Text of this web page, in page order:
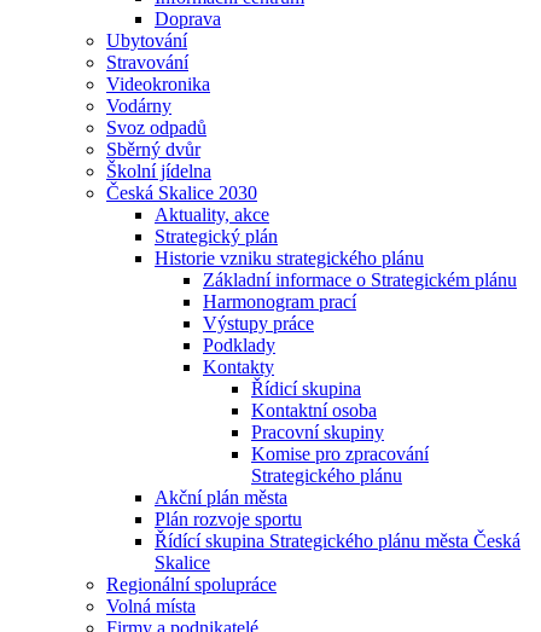
Doprava
Ubytování
Stravování
Videokronika
Vodárny
Svoz odpadů
Sběrný dvůr
Školní jídelna
Česká Skalice 2030
Aktuality, akce
Strategický plán
Historie vzniku strategického plánu
Základní informace o Strategickém plánu
Harmonogram prací
Výstupy práce
Podklady
Kontakty
Řídicí skupina
Kontaktní osoba
Pracovní skupiny
Komise pro zpracování
Strategického plánu
Akční plán města
Plán rozvoje sportu
Řídící skupina Strategického plánu města Česká
Skalice
Regionální spolupráce
Volná místa
Firmy a podnikatelé